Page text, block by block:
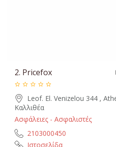
2. Pricefox
Leof. El. Venizelou 344 ,
Καλλιθέα
Ασφάλειες - Ασφαλιστές
2103000450
Ιστοσελίδα